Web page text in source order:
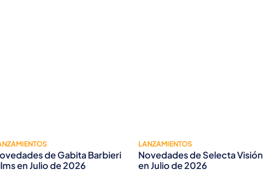
de Gabita Barbieri
en Julio de 2026
LANZAMIENTOS
Novedades de Selecta Visión
en Julio de 2026